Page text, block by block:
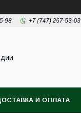
98 +7 (747) 267-53-03
И ОПЛАТА